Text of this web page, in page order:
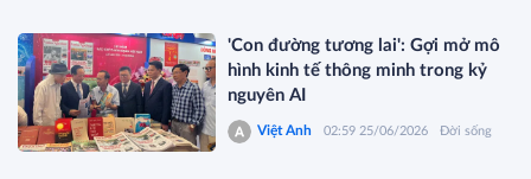
'Con đường tương lai': Gợi mở mô
hình kinh tế thông minh trong kỷ
nguyên AI
Việt Anh 02:59 25/06/2026 Đời sống